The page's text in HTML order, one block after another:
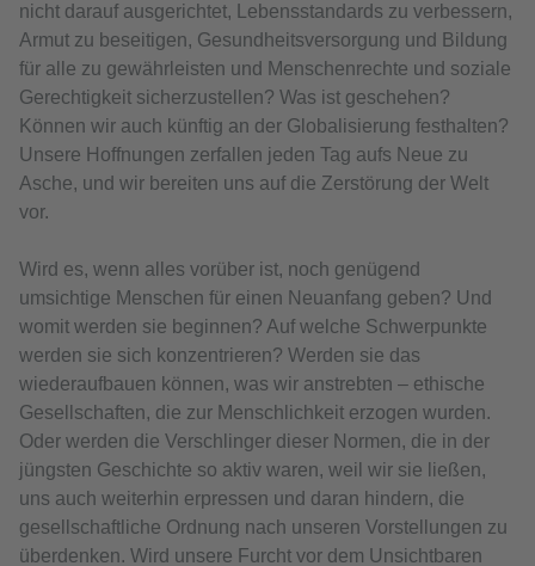
nicht darauf ausgerichtet, Lebensstandards zu verbessern,
Armut zu beseitigen, Gesundheitsversorgung und Bildung
für alle zu gewährleisten und Menschenrechte und soziale
Gerechtigkeit sicherzustellen? Was ist geschehen?
Können wir auch künftig an der Globalisierung festhalten?
Unsere Hoffnungen zerfallen jeden Tag aufs Neue zu
Asche, und wir bereiten uns auf die Zerstörung der Welt
vor.
Wird es, wenn alles vorüber ist, noch genügend
umsichtige Menschen für einen Neuanfang geben? Und
womit werden sie beginnen? Auf welche Schwerpunkte
werden sie sich konzentrieren? Werden sie das
wiederaufbauen können, was wir anstrebten – ethische
Gesellschaften, die zur Menschlichkeit erzogen wurden.
Oder werden die Verschlinger dieser Normen, die in der
jüngsten Geschichte so aktiv waren, weil wir sie ließen,
uns auch weiterhin erpressen und daran hindern, die
gesellschaftliche Ordnung nach unseren Vorstellungen zu
überdenken. Wird unsere Furcht vor dem Unsichtbaren